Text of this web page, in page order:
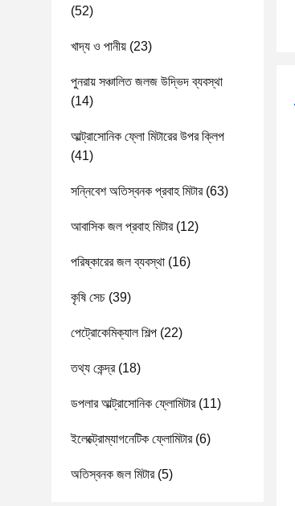
(52)
খাদ্য ও পানীয় (23)
পুনরায় সঞ্চালিত জলজ উদ্ভিদ ব্যবস্থা
(14)
আল্ট্রাসোনিক ফ্লো মিটারের উপর ক্লিপ
(41)
সন্নিবেশ অতিস্বনক প্রবাহ মিটার(63)
আবাসিক জল প্রবাহ মিটার(12)
পরিষ্কারের জল ব্যবস্থা (16)
কৃষি সেচ (39)
পেট্রোকেমিক্যাল শিল্প (22)
তথ্য কেন্দ্র(18)
ডপলার আল্ট্রাসোনিক ফ্লোমিটার(11)
ইলেক্ট্রোম্যাগনেটিক ফ্লোমিটার(6)
অতিস্বনক জল মিটার(5)